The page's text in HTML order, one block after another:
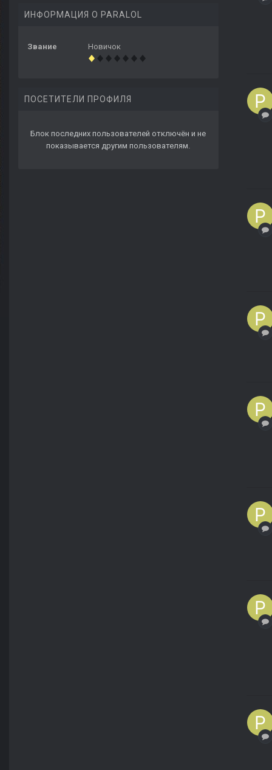
ИНФОРМАЦИЯ О PARALOL
Звание Новичок
ПОСЕТИТЕЛИ ПРОФИЛЯ
Блок последних пользователей отключён и не
показывается другим пользователям.